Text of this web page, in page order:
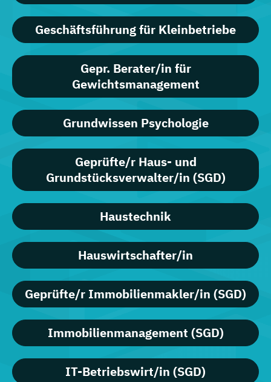
Geschäftsführung für Kleinbetriebe
Gepr. Berater/in für
Gewichtsmanagement
Grundwissen Psychologie
Geprüfte/r Haus- und
Grundstücksverwalter/in (SGD)
Haustechnik
Hauswirtschafter/in
Geprüfte/r Immobilienmakler/in (SGD)
Immobilienmanagement (SGD)
IT-Betriebswirt/in (SGD)